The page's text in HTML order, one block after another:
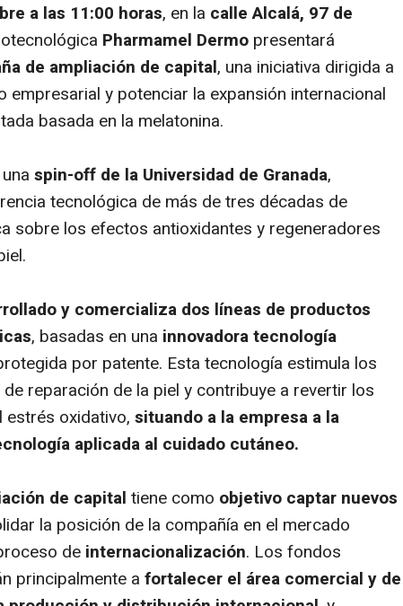
a las 11:00 horas, en la calle Alcalá, 97 de
Pharmamel Dermo presentará
de ampliación de capital, una iniciativa dirigida a
y potenciar la expansión internacional
basada en la melatonina.
spin-off de la Universidad de Granada,
tecnológica de más de tres décadas de
sobre los efectos antioxidantes y regeneradores
y comercializa dos líneas de productos
, basadas en una innovadora tecnología
por patente. Esta tecnología estimula los
reparación de la piel y contribuye a revertir los
oxidativo, situando a la empresa a la
aplicada al cuidado cutáneo.
de capital tiene como objetivo captar nuevos
la posición de la compañía en el mercado
de internacionalización. Los fondos
principalmente a fortalecer el área comercial y de